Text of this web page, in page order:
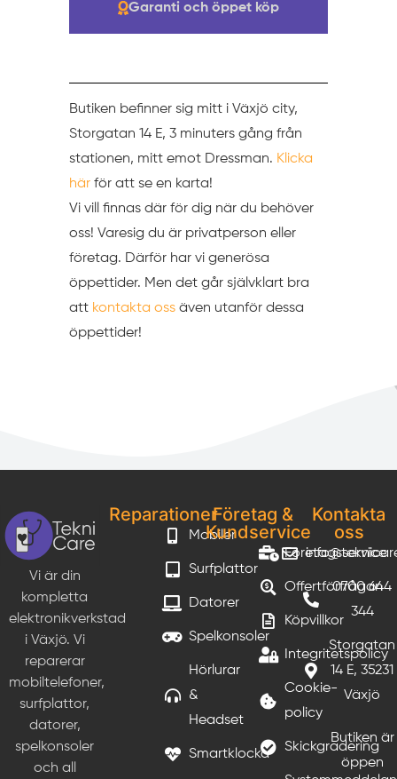
Garanti och öppet köp
Butiken befinner sig mitt i Växjö city,
Storgatan 14 E, 3 minuters gång från
stationen, mitt emot Dressman. Klicka
härför att se en karta!
Vi vill finnas där för dig när du behöver
oss! Varesig du är privatperson eller
företag. Därför har vi generösa
öppettider. Men det går självklart bra
att kontakta ossäven utanför dessa
öppettider!
Vi är din
kompletta
elektronikverkstad
i Växjö. Vi
reparerar
mobiltelefoner,
surfplattor,
datorer,
spelkonsoler
och all
Reparationer
Mobiler
Surfplattor
Datorer
Spelkonsoler
Hörlurar
&
Headset
Smartklocka
Företag &
Kundservice
Företagsservice
Offertförfrågan
Köpvillkor
Integritetspolicy
Cookie-
policy
Skickgradering
Kontakta
oss
0700 644
344
Storgatan
14 E, 35231
Växjö
Butiken är
öppen